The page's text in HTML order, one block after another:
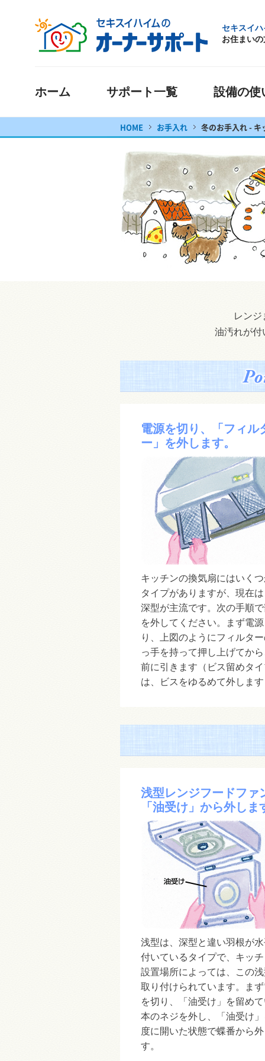
セキスイ
お住まい
ホーム サポート一覧 設備の使
HOME お手入れ 冬のお手入れ - キ
レン
油汚れが付
電源を切り、「フィル
ー」を外します。
キッチンの換気扇にはいく
タイプがありますが、現在
深型が主流です。次の手順
を外してください。まず電
り、上図のようにフィルタ
っ手を持って押し上げてか
前に引きます（ビス留めタ
は、ビスをゆるめて外しま
浅型レンジフードファ
「油受け」から外しま
浅型は、深型と違い羽根が
付いているタイプで、キッ
設置場所によっては、この
取り付けられています。ま
を切り、「油受け」を留め
本のネジを外し、「油受け」
度に開いた状態で蝶番から
す。